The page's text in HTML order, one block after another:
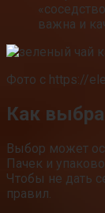
важна и
Фото с https://
Как
Выбор может
Пачек и
Чтобы не дать
правил.